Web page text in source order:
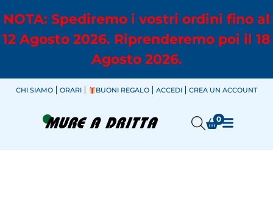
NOTA: Spediremo i vostri ordini fino al
12 Agosto 2026. Riprenderemo poi il 18
Agosto 2026.
CHI SIAMO ORARI BUONI REGALO ACCEDI CREA UN ACCOUNT
0